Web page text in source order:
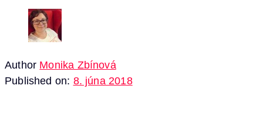
Author Monika Zbínová
Published on: 8. júna 2018